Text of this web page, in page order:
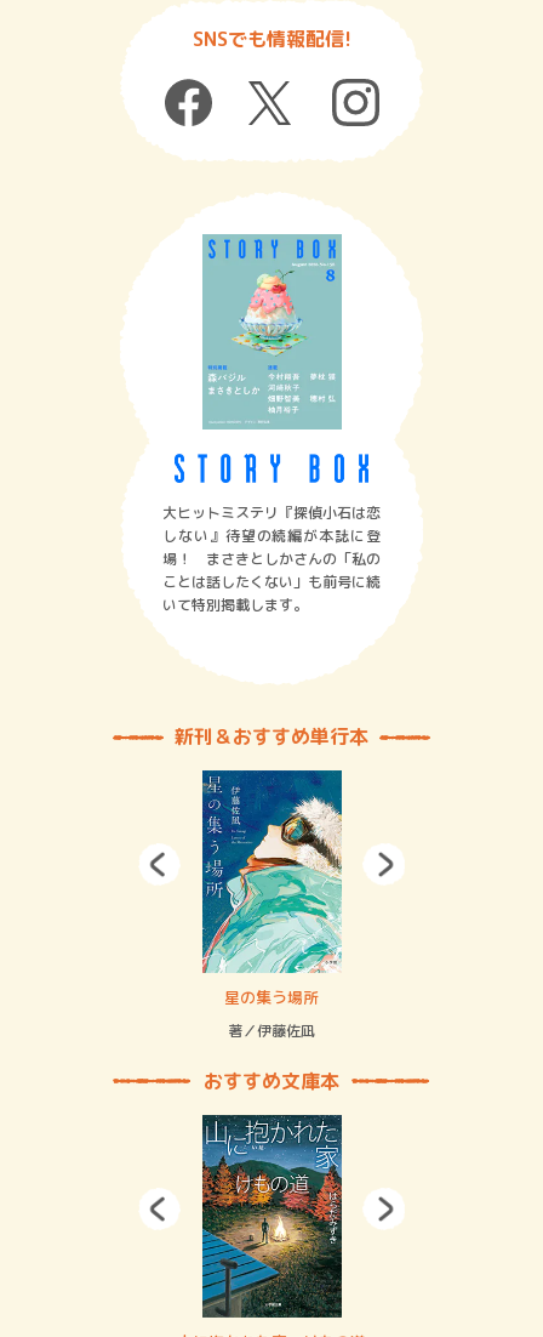
SNSでも情報配信!
大ヒットミステリ『探偵小石は恋
しない』待望の続編が本誌に登
場！ まさきとしかさんの「私の
ことは話したくない」も前号に続
いて特別掲載します。
新刊＆おすすめ単行本
星の集う場所
著／伊藤佐凪
おすすめ文庫本